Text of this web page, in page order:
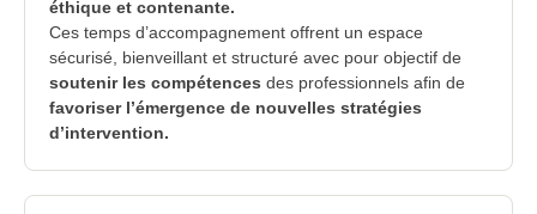
éthique et contenante.
Ces temps d’accompagnement offrent un espace
sécurisé, bienveillant et structuré avec pour objectif de
soutenir les compétences des professionnels afin de
favoriser l’émergence de nouvelles stratégies
d’intervention.